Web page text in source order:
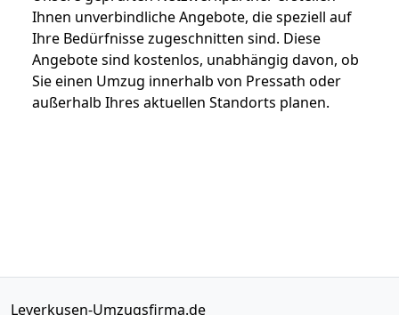
Ihnen unverbindliche Angebote, die speziell auf
Ihre Bedürfnisse zugeschnitten sind. Diese
Angebote sind kostenlos, unabhängig davon, ob
Sie einen Umzug innerhalb von Pressath oder
außerhalb Ihres aktuellen Standorts planen.
Leverkusen-Umzugsfirma.de